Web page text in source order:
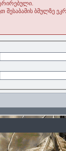
ბმულზე